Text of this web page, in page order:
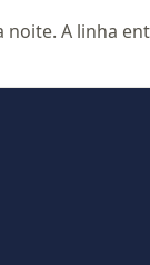
A linha